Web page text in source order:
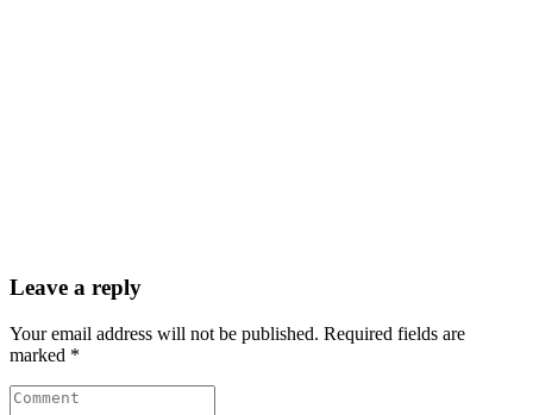
Leave a reply
Your email address will not be published. Required fields are
marked *